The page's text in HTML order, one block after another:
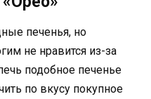
печенья, но
не нравится из-за
подобное печенье
по вкусу покупное